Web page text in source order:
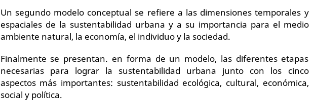
Un segundo modelo conceptual se refiere a las dimensiones temporales y
espaciales de la sustentabilidad urbana y a su importancia para el medio
ambiente natural, la economía, el individuo y la sociedad.
Finalmente se presentan. en forma de un modelo, las diferentes etapas
necesarias para lograr la sustentabilidad urbana junto con los cinco
aspectos más importantes: sustentabilidad ecológica, cultural, económica,
social y política.